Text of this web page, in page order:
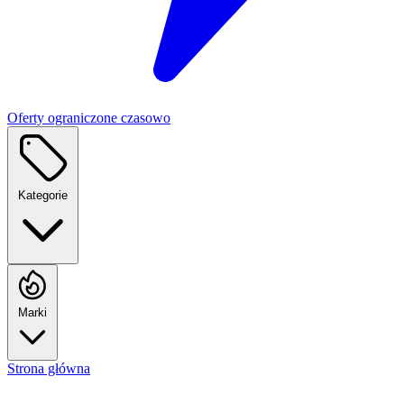
Oferty ograniczone czasowo
Kategorie
Marki
Strona główna